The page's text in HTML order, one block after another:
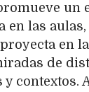
un
en las
en
de
y contextos.